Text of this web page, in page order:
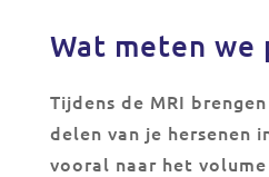
Wat meten we
Tijdens de MRI
delen van je hersenen
vooral naar het